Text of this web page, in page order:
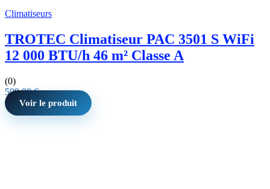
Climatiseurs
TROTEC Climatiseur PAC 3501 S WiFi
12 000 BTU/h 46 m² Classe A
(0)
599,99€
Voir le produit